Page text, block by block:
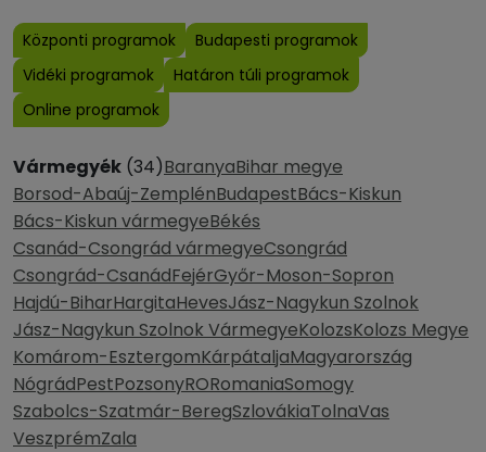
Központi programok
Budapesti programok
Vidéki programok
Határon túli programok
Online programok
Vármegyék (34)BaranyaBihar megye
Borsod-Abaúj-ZemplénBudapestBács-Kiskun
Bács-Kiskun vármegyeBékés
Csanád-Csongrád vármegyeCsongrád
Csongrád-CsanádFejérGyőr-Moson-Sopron
Hajdú-BiharHargitaHevesJász-Nagykun Szolnok
Jász-Nagykun Szolnok VármegyeKolozsKolozs Megye
Komárom-EsztergomKárpátaljaMagyarország
NógrádPestPozsonyRORomaniaSomogy
Szabolcs-Szatmár-BeregSzlovákiaTolnaVas
VeszprémZala